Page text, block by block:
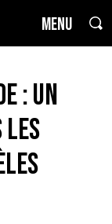
MENU
: un
les